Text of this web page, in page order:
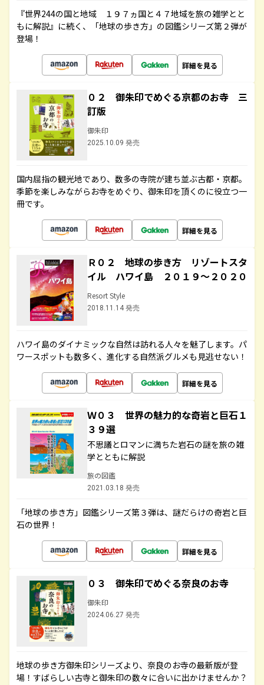
『世界244の国と地域 １９７ヵ国と４７地域を旅の雑学とと
もに解説』に続く、「地球の歩き方」の図鑑シリーズ第２弾が
登場！
詳細を見る
０２ 御朱印でめぐる京都のお寺 三
訂版
御朱印
2025.10.09 発売
国内屈指の観光地であり、数多の寺院が建ち並ぶ古都・京都。
季節を楽しみながらお寺をめぐり、御朱印を頂くのに役立つ一
冊です。
詳細を見る
Ｒ０２ 地球の歩き方 リゾートスタ
イル ハワイ島 ２０１９～２０２０
Resort Style
2018.11.14 発売
ハワイ島のダイナミックな自然は訪れる人々を魅了します。パ
ワースポットも数多く、進化する自然派グルメも見逃せない！
詳細を見る
Ｗ０３ 世界の魅力的な奇岩と巨石１
３９選
不思議とロマンに満ちた岩石の謎を旅の雑
学とともに解説
旅の図鑑
2021.03.18 発売
「地球の歩き方」図鑑シリーズ第３弾は、謎だらけの奇岩と巨
石の世界！
詳細を見る
０３ 御朱印でめぐる奈良のお寺
御朱印
2024.06.27 発売
地球の歩き方御朱印シリーズより、奈良のお寺の最新版が登
場！すばらしい古寺と御朱印の数々に合いに出かけませんか？